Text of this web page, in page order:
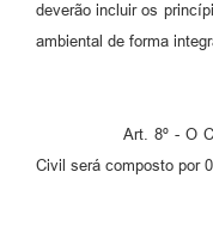
deverão incluir os
ambiental de forma
Art. 8º - O
Civil será composto por